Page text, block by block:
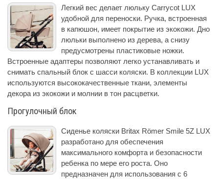
Легкий вес делает люльку Carrycot LUX
удобной для переноски. Ручка, встроенная
в капюшон, имеет покрытие из экокожи. Дно
люльки выполнено из дерева, а снизу
предусмотрены пластиковые ножки.
Встроенные адаптеры позволяют легко устанавливать и
снимать спальный блок с шасси коляски. В коллекции LUX
используются высококачественные ткани, элементы
декора из экокожи и молнии в тон расцветки.
Прогулочный блок
Сиденье коляски Britax Römer Smile 5Z LUX
разработано для обеспечения
максимального комфорта и безопасности
ребенка по мере его роста. Оно
предназначен для использования с 6